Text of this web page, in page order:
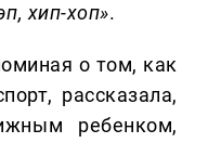
хип-хоп».
о том, как
рассказала,
ребенком,